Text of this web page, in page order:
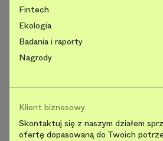
Fintech
Ekologia
Badania i raporty
Nagrody
Klient biznesowy
Skontaktuj się z naszym działem
ofertę dopasowaną do Twoich